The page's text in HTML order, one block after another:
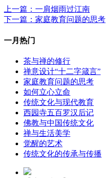
上一篇：一肩烟雨过江南
下一篇：家庭教育问题的思考
一月热门
茶与禅的修行
禅意设计“十二字箴言”
家庭教育问题的思考
如何立心立命
传统文化与现代教育
西园寺五百罗汉后记
佛教与中国传统文化
禅与生活美学
觉醒的艺术
传统文化的传承与传播